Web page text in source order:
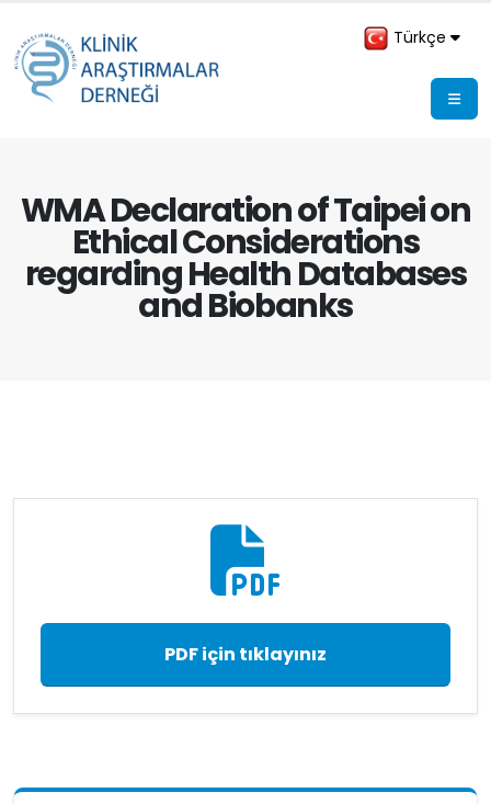
Türkçe
WMA Declaration of Taipei on
Ethical Considerations
regarding Health Databases
and Biobanks
PDF için tıklayınız